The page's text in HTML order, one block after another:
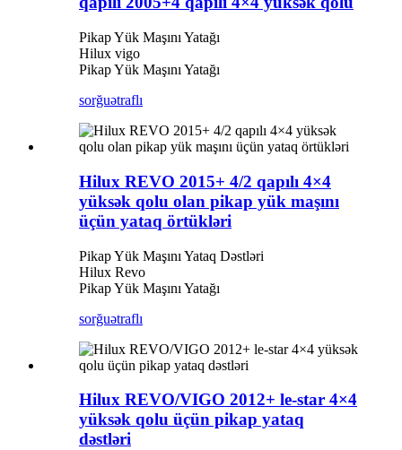
Pikap Yük Maşını Yatağı
Hilux vigo
Pikap Yük Maşını Yatağı
sorğuətraflı
Hilux REVO 2015+ 4/2 qapılı 4×4
yüksək qolu olan pikap yük maşını
üçün yataq örtükləri
Pikap Yük Maşını Yataq Dəstləri
Hilux Revo
Pikap Yük Maşını Yatağı
sorğuətraflı
Hilux REVO/VIGO 2012+ le-star 4×4
yüksək qolu üçün pikap yataq
dəstləri